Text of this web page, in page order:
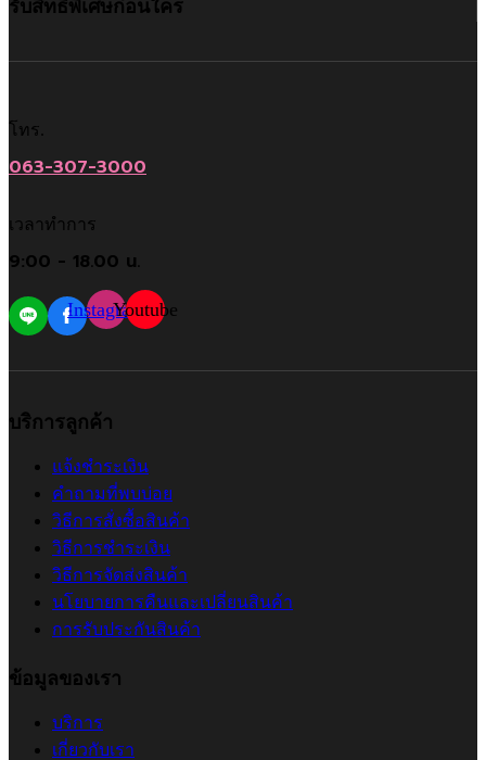
รับสิทธิพิเศษก่อนใคร
โทร.
063-307-3000
เวลาทำการ
9:00 - 18.00 น.
InstagramYoutube
บริการลูกค้า
แจ้งชำระเงิน
คำถามที่พบบ่อย
วิธีการสั่งซื้อสินค้า
วิธีการชำระเงิน
วิธีการจัดส่งสินค้า
นโยบายการคืนและเปลี่ยนสินค้า
การรับประกันสินค้า
ข้อมูลของเรา
บริการ
เกี่ยวกับเรา